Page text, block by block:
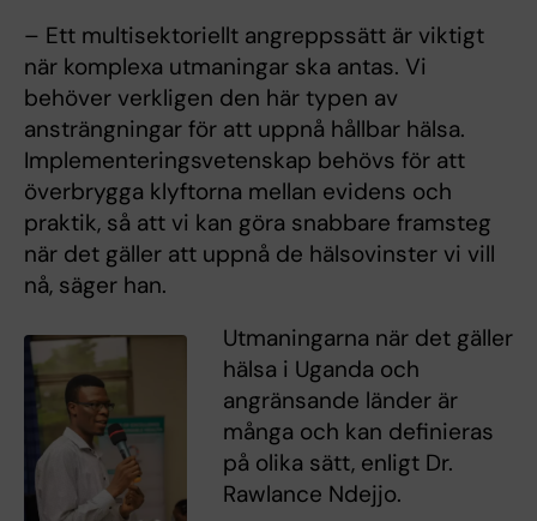
– Ett multisektoriellt angreppssätt är viktigt
när komplexa utmaningar ska antas. Vi
behöver verkligen den här typen av
ansträngningar för att uppnå hållbar hälsa.
Implementeringsvetenskap behövs för att
överbrygga klyftorna mellan evidens och
praktik, så att vi kan göra snabbare framsteg
när det gäller att uppnå de hälsovinster vi vill
nå, säger han.
Utmaningarna när det gäller
hälsa i Uganda och
angränsande länder är
många och kan definieras
på olika sätt, enligt Dr.
Rawlance Ndejjo.